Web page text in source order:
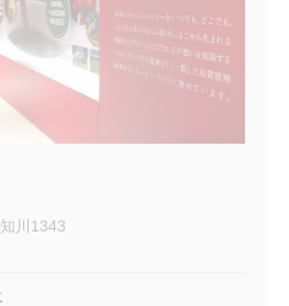
川1343